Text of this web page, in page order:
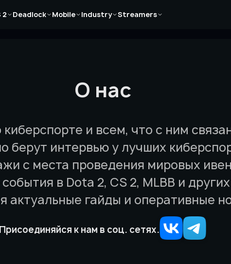
2 Deadlock
Статьи
Mobile
Статьи Industry
Статьи
Streamers
Статьи
О нас
и всем, что с ним
берут интервью у лучших
с места проведения мировых
в Dota 2, CS 2, MLBB и
актуальные гайды и оперативные
Присоединяйся к нам в соц. сетях.